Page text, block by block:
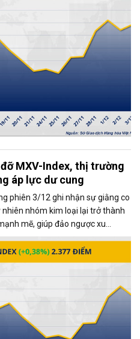
MXV-Index, thị trường
áp lực dư cung
phiên 3/12 ghi nhận sự giằng co
nhóm kim loại lại trở thành
mẽ, giúp đảo ngược xu
0,4%, đạt 2.377 điểm tại thời